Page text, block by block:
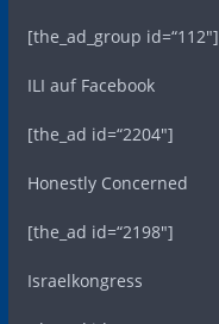
[the_ad_group id=“112″]
ILI auf Facebook
[the_ad id=“2204″]
Honestly Concerned
[the_ad id=“2198″]
Israelkongress